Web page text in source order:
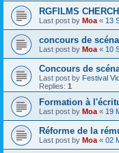
RGFILMS
Last post by Moa « 13
concours de
Last post by Moa « 10
Concours de
Last post by Festival
Replies: 1
Formation à
Last post by Moa « 19
Réforme de la
Last post by Moa « 02